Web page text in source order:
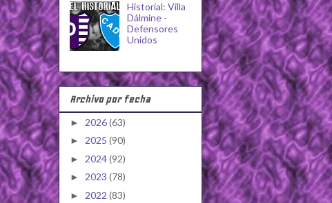
Historial: Villa
Dálmine -
Defensores
Unidos
Archivo por fecha
► 2026(63)
► 2025 (90)
► 2024(92)
► 2023 (78)
► 2022 (83)